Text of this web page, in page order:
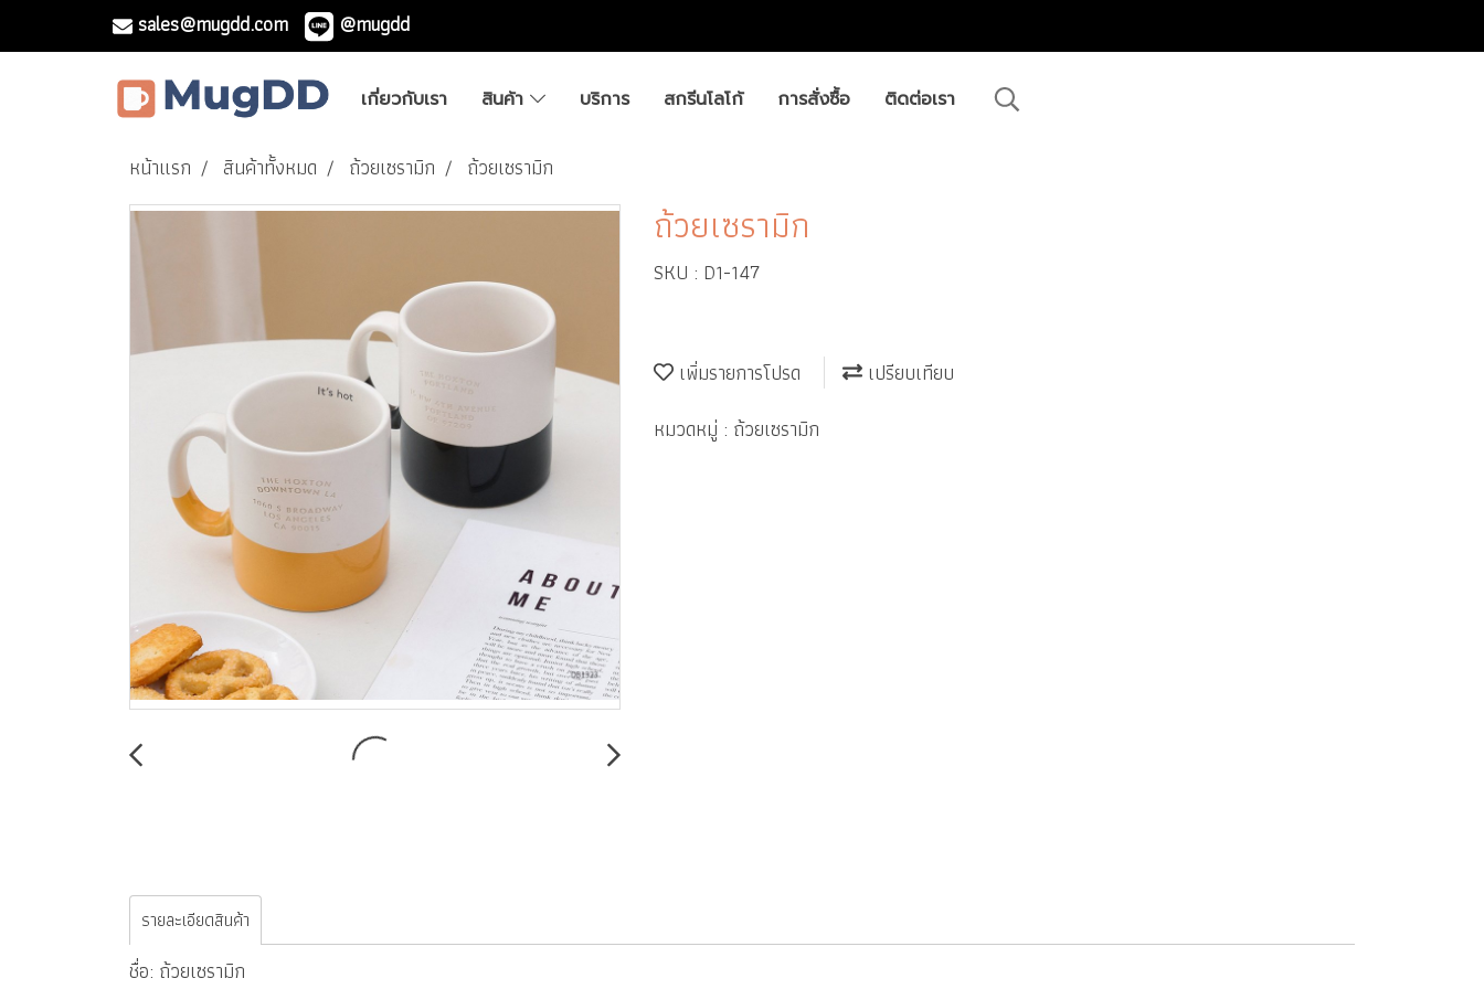
sales@mugdd.com @mugdd
เกี่ยวกับเรา สินค้า บริการ สกรีนโลโก้ การสั่งซื้อ ติดต่อเรา
หน้าแรก สินค้าทั้งหมด ถ้วยเซรามิก ถ้วยเซรามิก
ถ้วยเซรามิก
SKU : D1-147
เพิ่มรายการโปรด
เปรียบเทียบ
หมวดหมู่ : ถ้วยเซรามิก
รายละเอียดสินค้า
ชื่อ: ถ้วยเซรามิก